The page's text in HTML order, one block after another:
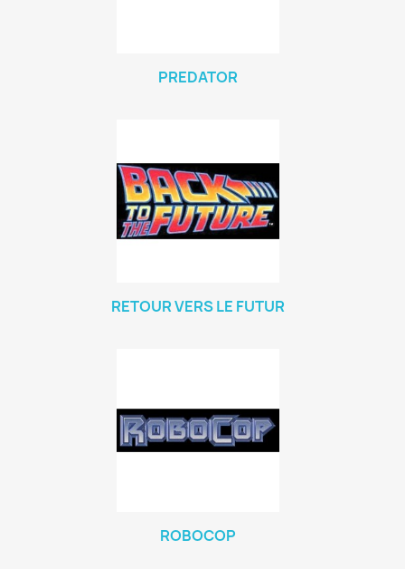
PREDATOR
RETOUR VERS LE FUTUR
ROBOCOP